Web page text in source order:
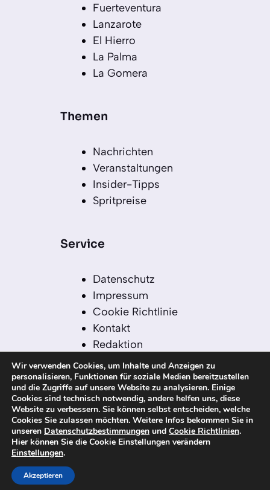
Fuerteventura
Lanzarote
El Hierro
La Palma
La Gomera
Themen
Nachrichten
Veranstaltungen
Insider-Tipps
Spritpreise
Service
Datenschutz
Impressum
Cookie Richtlinie
Kontakt
Redaktion
Redaktionelle Leitlinien
Sitemap
Einsatz von KI in der
Redaktion
© 2026 kanaren-nachrichten.com – Alle
Rechte vorbehalten
Wir verwenden Cookies, um Inhalte und Anzeigen zu
personalisieren, Funktionen für soziale Medien bereitzustellen
und die Zugriffe auf unsere Website zu analysieren. Einige
Cookies sind technisch notwendig, andere helfen uns, diese
Website zu verbessern. Sie können selbst entscheiden, welche
Cookies Sie zulassen möchten. Weitere Infos bekommen Sie in
unseren Datenschutzbestimmungen und Cookie Richtlinien.
Hier können Sie die Cookie Einstellungen verändern
Einstellungen.
Akzeptieren